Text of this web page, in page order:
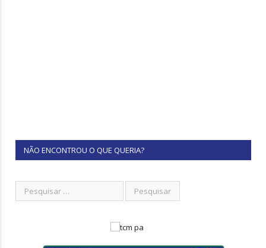
NÃO ENCONTROU O QUE QUERIA?